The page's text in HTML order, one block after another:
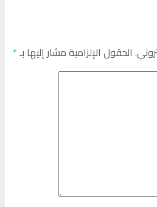
الحقول الإلزامية مشار إليها بـ*